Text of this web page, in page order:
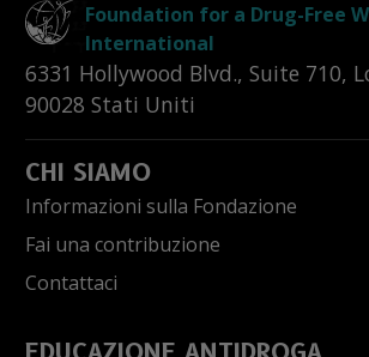
Foundation for a Drug-Free
International
6331 Hollywood Blvd., Suite 710,
90028 Stati Uniti
CHI SIAMO
Informazioni sulla Fondazione
Fai una contribuzione
Contattaci